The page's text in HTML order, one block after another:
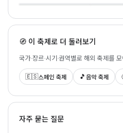
🧭 이 축제로 더 둘러보기
국가·장르·시기·권역별로 해외 축제를
🇪🇸스페인 축제 🎵 음악 축제
자주 묻는 질문